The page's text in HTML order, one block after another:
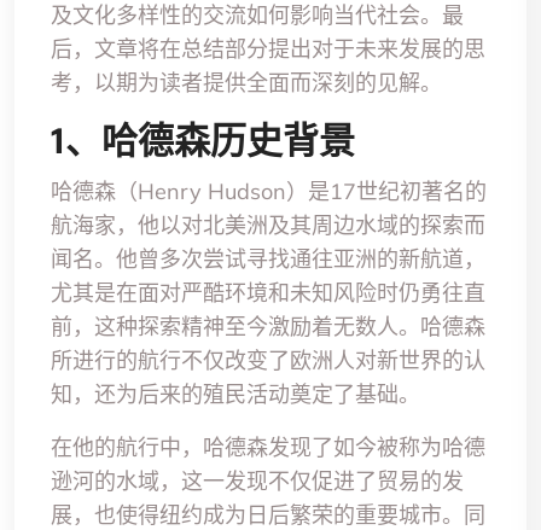
及文化多样性的交流如何影响当代社会。最
后，文章将在总结部分提出对于未来发展的思
考，以期为读者提供全面而深刻的见解。
1、哈德森历史背景
哈德森（Henry Hudson）是17世纪初著名的
航海家，他以对北美洲及其周边水域的探索而
闻名。他曾多次尝试寻找通往亚洲的新航道，
尤其是在面对严酷环境和未知风险时仍勇往直
前，这种探索精神至今激励着无数人。哈德森
所进行的航行不仅改变了欧洲人对新世界的认
知，还为后来的殖民活动奠定了基础。
在他的航行中，哈德森发现了如今被称为哈德
逊河的水域，这一发现不仅促进了贸易的发
展，也使得纽约成为日后繁荣的重要城市。同